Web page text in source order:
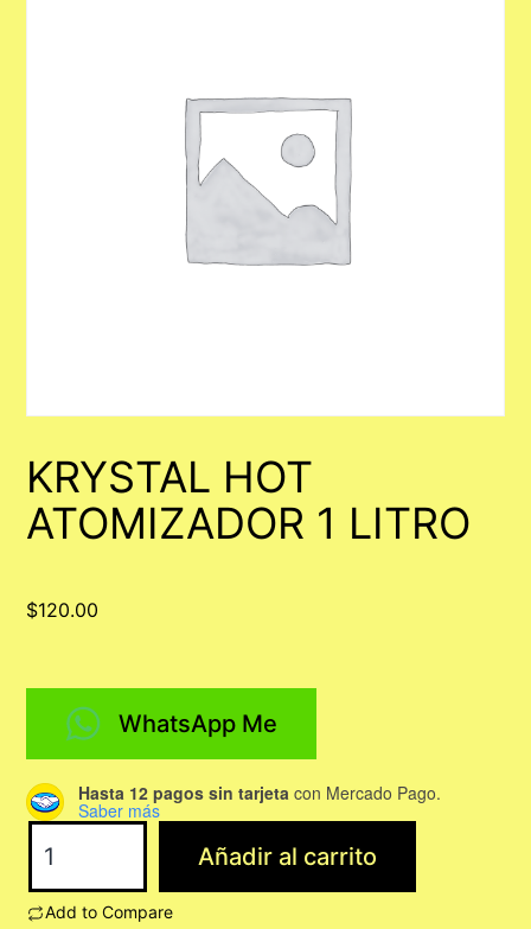
KRYSTAL HOT
ATOMIZADOR 1 LITRO
$120.00
WhatsApp Me
Hasta 12 pagos sin tarjeta con Mercado Pago.
Saber más
HOT
ATOMIZADOR
Añadir al carrito
Add to Compare